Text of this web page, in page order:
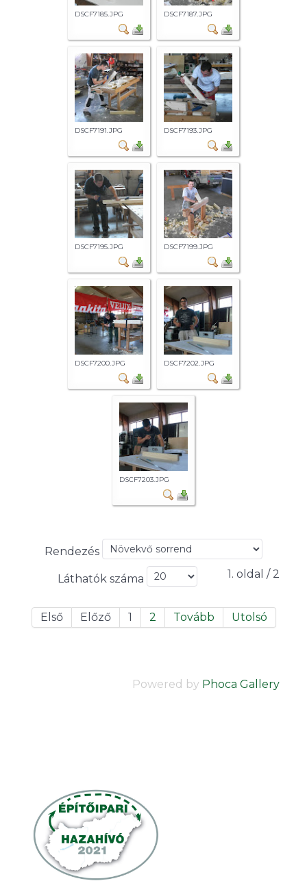
DSCF7185.JPG DSCF7187.JPG
DSCF7191.JPG DSCF7193.JPG
DSCF7195.JPG DSCF7199.JPG
DSCF7200.JPG DSCF7202.JPG
DSCF7203.JPG
Rendezés
Láthatók száma 1. oldal / 2
Első Előző 1 2 Tovább Utolsó
Powered by Phoca Gallery